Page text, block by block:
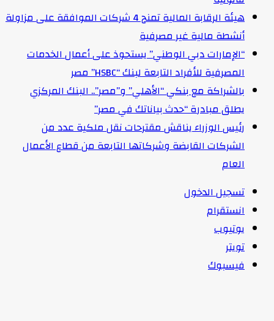
هيئة الرقابة المالية تمنح 4 شركات الموافقة على مزاولة
أنشطة مالية غير مصرفية
“الإمارات دبي الوطني” يستحوذ على أعمال الخدمات
المصرفية للأفراد التابعة لبنك “HSBC” مصر
بالشراكة مع بنكي “الأهلي” و”مصر”.. البنك المركزي
يطلق مبادرة “حدث بياناتك في مصر”
رئيس الوزراء يناقش مقترحات نقل ملكية عدد من
الشركات القابضة وشركاتها التابعة من قطاع الأعمال
العام
تسجيل الدخول
انستقرام
يوتيوب
تويتر
فيسبوك